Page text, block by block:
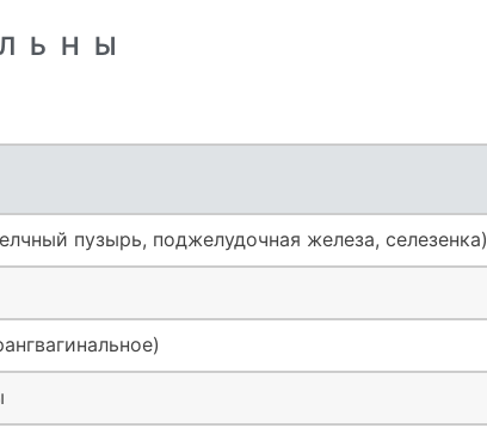
пузырь, поджелудочная железа, селезенка)